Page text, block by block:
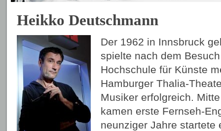
Heikko Deutschmann
Der 1962 in Innsbruck
spielte nach dem
Hochschule für Künste
Hamburger Thalia-
Musiker erfolgreich.
kamen erste Fernseh-
neunziger Jahre startete